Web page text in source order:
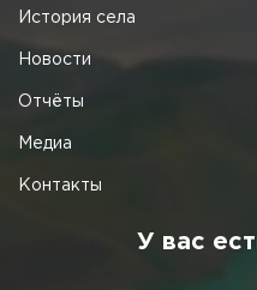
История села
Новости
Отчёты
Медиа
Контакты
У вас